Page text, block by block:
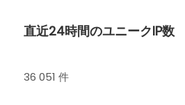
直近24時間のユニークIP数
36 051 件